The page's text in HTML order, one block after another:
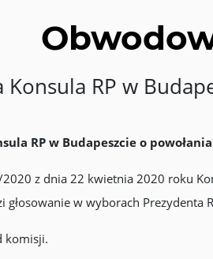
Konsula RP w
RP w Budapeszcie o
z dnia 22 kwietnia 2020 roku
głosowanie w wyborach Prezydenta
komisji.